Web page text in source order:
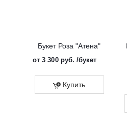
Букет Роза "Атена"
от3 300 руб. /букет
Купить